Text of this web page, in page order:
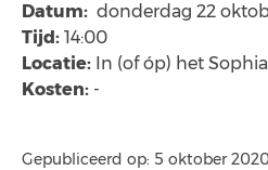
Datum: donderdag 22
Tijd: 14:00
Locatie: In (of óp) het
Kosten: -
Gepubliceerd op: 5 oktober